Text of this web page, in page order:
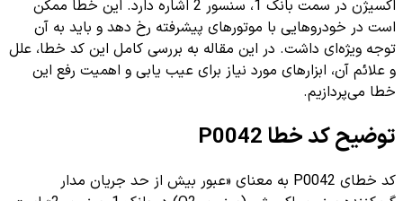
اکسیژن در سمت بانک 1، سنسور 2 اشاره دارد. این خطا ممکن
است در خودروهایی با موتورهای پیشرفته رخ دهد و باید به آن
توجه ویژه‌ای داشت. در این مقاله به بررسی کامل این کد خطا، علل
و علائم آن، ابزارهای مورد نیاز برای عیب یابی و اهمیت رفع این
خطا می‌پردازیم.
توضیح کد خطا P0042
کد خطای P0042 به معنای «عبور بیش از حد جریان مدار